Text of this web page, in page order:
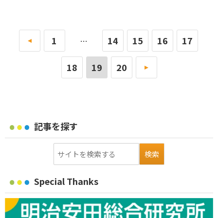
« 1 … 14 15 16 17
18 19 20 »
記事を探す
Special Thanks